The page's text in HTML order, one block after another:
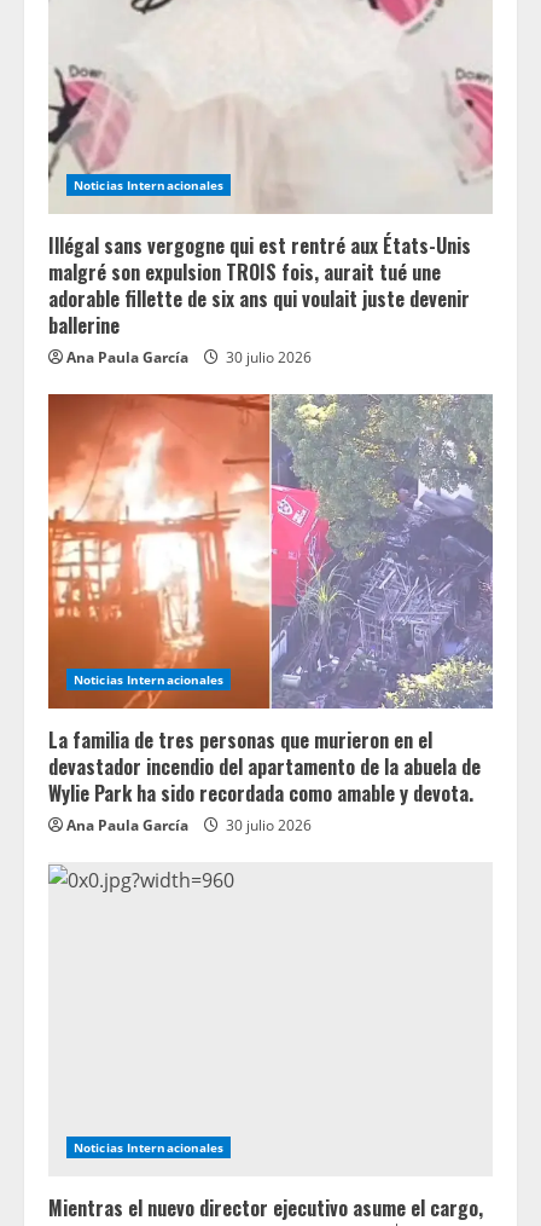
a
d
i
n
g
Noticias Internacionales
Illégal sans vergogne qui est rentré aux États-Unis
malgré son expulsion TROIS fois, aurait tué une
adorable fillette de six ans qui voulait juste devenir
ballerine
Ana Paula García 30 julio 2026
Noticias Internacionales
La familia de tres personas que murieron en el
devastador incendio del apartamento de la abuela de
Wylie Park ha sido recordada como amable y devota.
Ana Paula García 30 julio 2026
Noticias Internacionales
Mientras el nuevo director ejecutivo asume el cargo,